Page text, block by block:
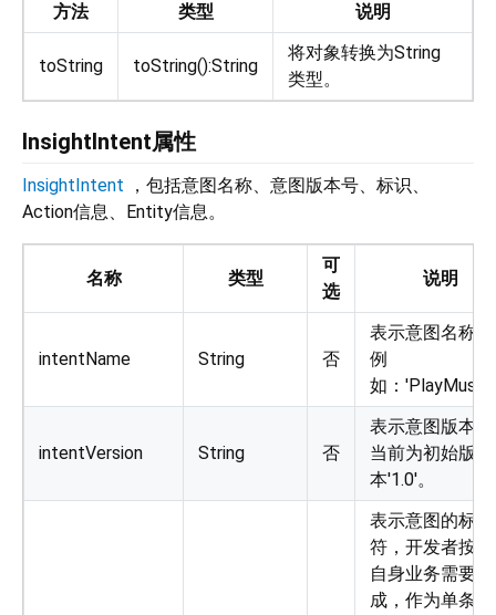
方法 类型 说明
toString toString():String
将对象转换为String
类型。
InsightIntent属性
InsightIntent ，包括意图名称、意图版本号、标识、
Action信息、Entity信息。
名称 类型
可
选
说明
intentName String 否
表示意图名称，
例
如：
intentVersion String 否
表示意图版本，
当前为初始版
本'1.0'。
表示意图的标识
符，开发者按照
自身业务需要生
成，作为单条共